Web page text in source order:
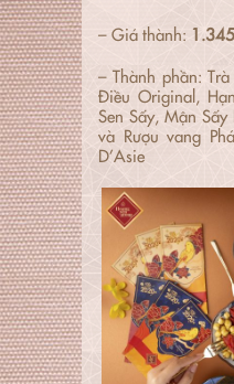
– Giá thành:
– Thành phần:
Điều Original,
Sen Sấy, Mận
và Rượu vang
D’Asie